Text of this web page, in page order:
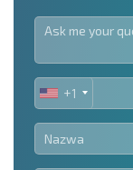
UNITED
STATES
+1
+1